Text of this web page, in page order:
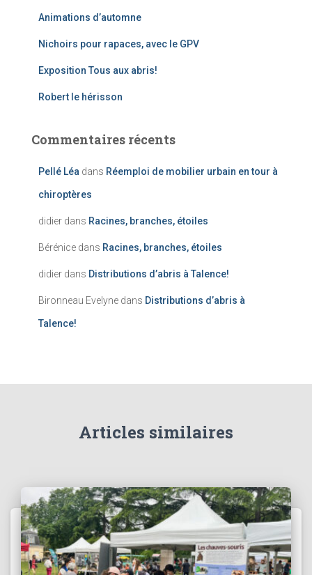
Animations d’automne
Nichoirs pour rapaces, avec le GPV
Exposition Tous aux abris!
Robert le hérisson
Commentaires récents
Pellé Léa dans Réemploi de mobilier urbain en tour à
chiroptères
didier dans Racines, branches, étoiles
Bérénice dans Racines, branches, étoiles
didier dans Distributions d’abris à Talence!
Bironneau Evelyne dans Distributions d’abris à
Talence!
Articles similaires